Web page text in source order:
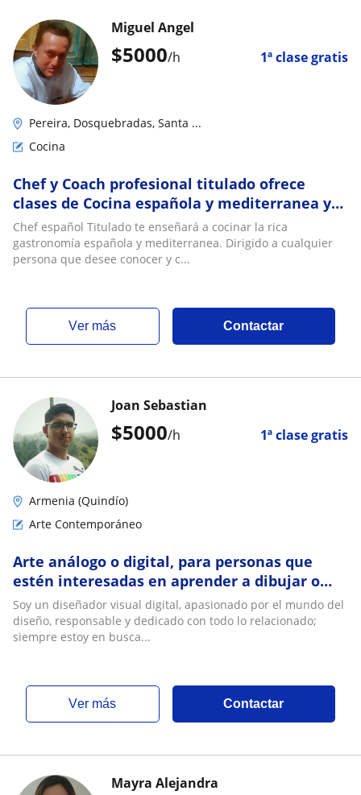
$5000/h 1ª clase gratis
Miguel Angel
Pereira, Dosquebradas, Santa ...
Cocina
Chef y Coach profesional titulado ofrece
clases de Cocina española y mediterranea y
Coaching gastronómico
Chef español Titulado te enseñará a cocinar la rica
gastronomía española y mediterranea. Dirigido a cualquier
persona que desee conocer y c...
ver más Contactar
$5000/h 1ª clase gratis
Joan Sebastian
Armenia (Quindío)
Arte Contemporáneo
Arte análogo o digital, para personas que
estén interesadas en aprender a dibujar o
mejorar sus habilidades
Soy un diseñador visual digital, apasionado por el mundo del
diseño, responsable y dedicado con todo lo relacionado;
siempre estoy en busca...
ver más Contactar
Mayra Alejandra